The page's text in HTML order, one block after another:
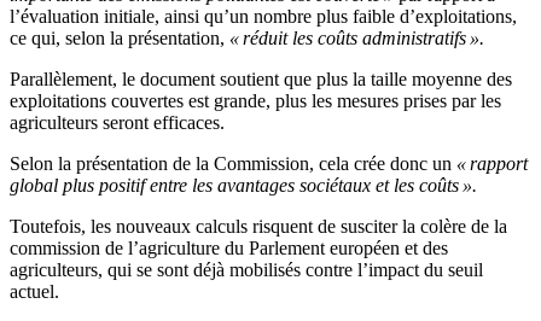
l’évaluation initiale, ainsi qu’un nombre plus faible d’exploitations,
ce qui, selon la présentation, « réduit les coûts administratifs ».
Parallèlement, le document soutient que plus la taille moyenne des
exploitations couvertes est grande, plus les mesures prises par les
agriculteurs seront efficaces.
Selon la présentation de la Commission, cela crée donc un « rapport
global plus positif entre les avantages sociétaux et les coûts ».
Toutefois, les nouveaux calculs risquent de susciter la colère de la
commission de l’agriculture du Parlement européen et des
agriculteurs, qui se sont déjà mobilisés contre l’impact du seuil
actuel.